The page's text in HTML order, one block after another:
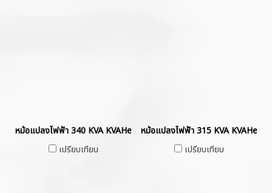
หม้อแปลงไฟฟ้า 340 KVA KVAHermetically Sealed without Gas
เปรียบเทียบ
หม้อแปลงไฟฟ้า 315 KVA
เปรียบเทียบ